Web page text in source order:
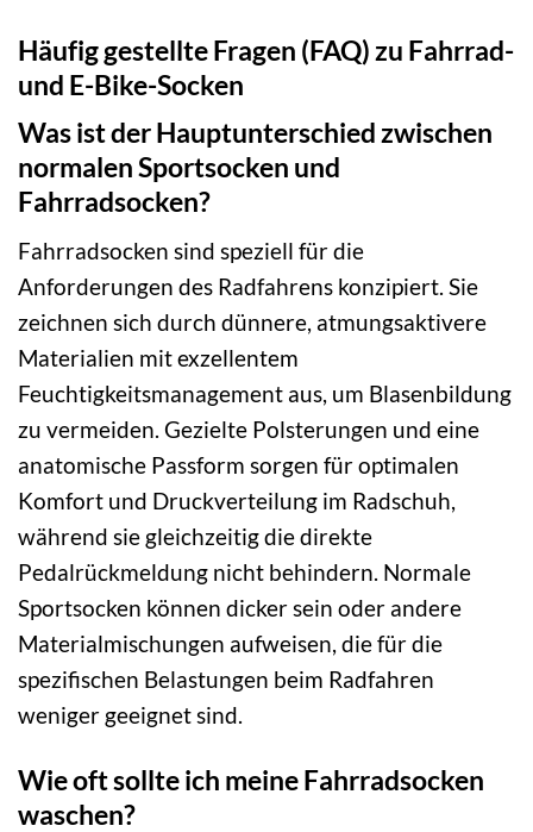
Häufig gestellte Fragen (FAQ) zu Fahrrad-
und E-Bike-Socken
Was ist der Hauptunterschied zwischen
normalen Sportsocken und
Fahrradsocken?
Fahrradsocken sind speziell für die
Anforderungen des Radfahrens konzipiert. Sie
zeichnen sich durch dünnere, atmungsaktivere
Materialien mit exzellentem
Feuchtigkeitsmanagement aus, um Blasenbildung
zu vermeiden. Gezielte Polsterungen und eine
anatomische Passform sorgen für optimalen
Komfort und Druckverteilung im Radschuh,
während sie gleichzeitig die direkte
Pedalrückmeldung nicht behindern. Normale
Sportsocken können dicker sein oder andere
Materialmischungen aufweisen, die für die
spezifischen Belastungen beim Radfahren
weniger geeignet sind.
Wie oft sollte ich meine Fahrradsocken
waschen?